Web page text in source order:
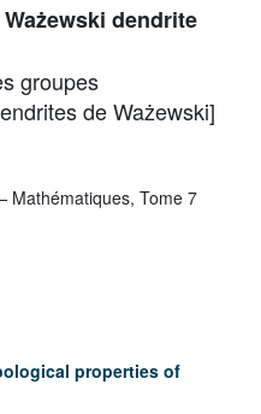
dendrite
groupes
de Ważewski]
Mathématiques, Tome 7
properties of